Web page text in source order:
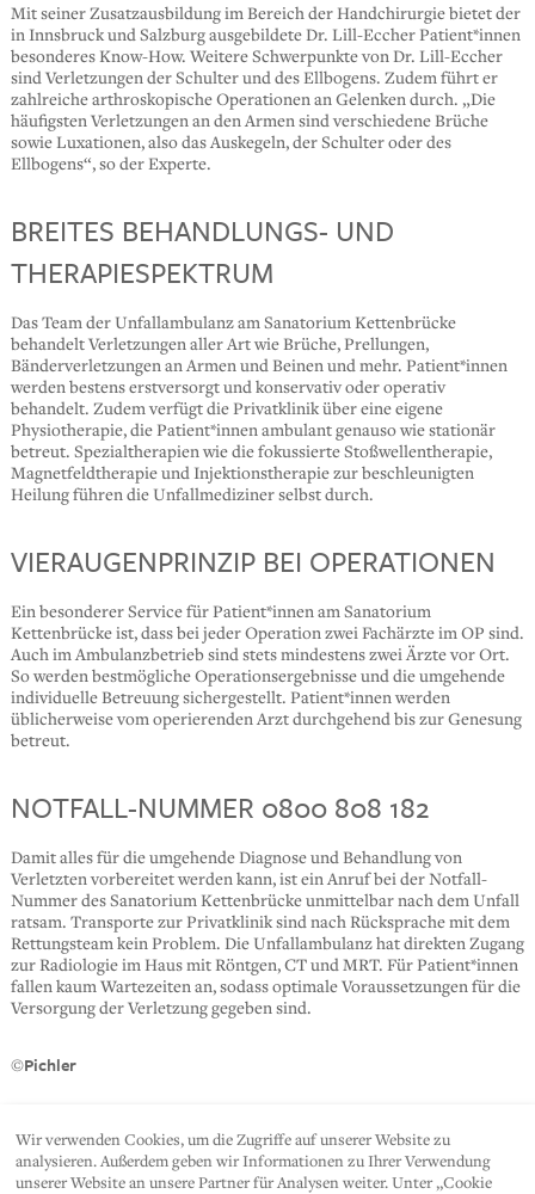
Mit seiner Zusatzausbildung im Bereich der Handchirurgie bietet der
in Innsbruck und Salzburg ausgebildete Dr. Lill-Eccher Patient*innen
besonderes Know-How. Weitere Schwerpunkte von Dr. Lill-Eccher
sind Verletzungen der Schulter und des Ellbogens. Zudem führt er
zahlreiche arthroskopische Operationen an Gelenken durch. „Die
häufigsten Verletzungen an den Armen sind verschiedene Brüche
sowie Luxationen, also das Auskegeln, der Schulter oder des
Ellbogens“, so der Experte.
BREITES BEHANDLUNGS- UND
THERAPIESPEKTRUM
Das Team der Unfallambulanz am Sanatorium Kettenbrücke
behandelt Verletzungen aller Art wie Brüche, Prellungen,
Bänderverletzungen an Armen und Beinen und mehr. Patient*innen
werden bestens erstversorgt und konservativ oder operativ
behandelt. Zudem verfügt die Privatklinik über eine eigene
Physiotherapie, die Patient*innen ambulant genauso wie stationär
betreut. Spezialtherapien wie die fokussierte Stoßwellentherapie,
Magnetfeldtherapie und Injektionstherapie zur beschleunigten
Heilung führen die Unfallmediziner selbst durch.
VIERAUGENPRINZIP BEI OPERATIONEN
Ein besonderer Service für Patient*innen am Sanatorium
Kettenbrücke ist, dass bei jeder Operation zwei Fachärzte im OP sind.
Auch im Ambulanzbetrieb sind stets mindestens zwei Ärzte vor Ort.
So werden bestmögliche Operationsergebnisse und die umgehende
individuelle Betreuung sichergestellt. Patient*innen werden
üblicherweise vom operierenden Arzt durchgehend bis zur Genesung
betreut.
NOTFALL-NUMMER 0800 808 182
Damit alles für die umgehende Diagnose und Behandlung von
Verletzten vorbereitet werden kann, ist ein Anruf bei der Notfall-
Nummer des Sanatorium Kettenbrücke unmittelbar nach dem Unfall
ratsam. Transporte zur Privatklinik sind nach Rücksprache mit dem
Rettungsteam kein Problem. Die Unfallambulanz hat direkten Zugang
zur Radiologie im Haus mit Röntgen, CT und MRT. Für Patient*innen
fallen kaum Wartezeiten an, sodass optimale Voraussetzungen für die
Versorgung der Verletzung gegeben sind.
©Pichler
Wir verwenden Cookies, um die Zugriffe auf unserer Website zu
analysieren. Außerdem geben wir Informationen zu Ihrer Verwendung
unserer Website an unsere Partner für Analysen weiter. Unter „Cookie